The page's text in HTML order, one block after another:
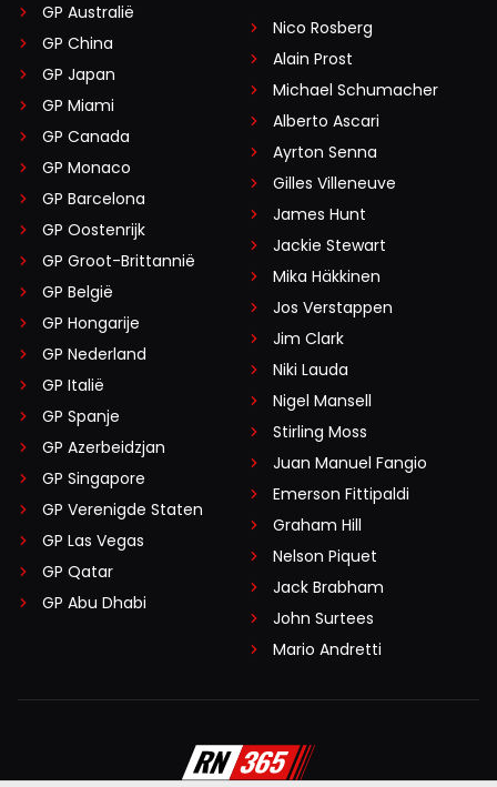
GP Australië
GP China
GP Japan
GP Miami
GP Canada
GP Monaco
GP Barcelona
GP Oostenrijk
GP Groot-Brittannië
GP België
GP Hongarije
GP Nederland
GP Italië
GP Spanje
GP Azerbeidzjan
GP Singapore
GP Verenigde Staten
GP Las Vegas
GP Qatar
GP Abu Dhabi
Nico Rosberg
Alain Prost
Michael Schumacher
Alberto Ascari
Ayrton Senna
Gilles Villeneuve
James Hunt
Jackie Stewart
Mika Häkkinen
Jos Verstappen
Jim Clark
Niki Lauda
Nigel Mansell
Stirling Moss
Juan Manuel Fangio
Emerson Fittipaldi
Graham Hill
Nelson Piquet
Jack Brabham
John Surtees
Mario Andretti